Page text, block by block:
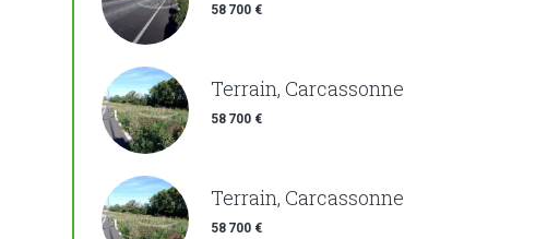
58 700 €
Terrain, Carcassonne
58 700 €
Terrain, Carcassonne
58 700 €